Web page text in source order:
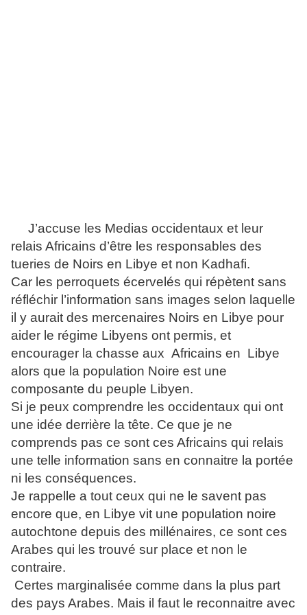
J’accuse les Medias occidentaux et leur
relais Africains d’être les responsables des
tueries de Noirs en Libye et non Kadhafi.
Car les perroquets écervelés qui répètent sans
réfléchir l’information sans images selon laquelle
il y aurait des mercenaires Noirs en Libye pour
aider le régime Libyens ont permis, et
encourager la chasse aux Africains en Libye
alors que la population Noire est une
composante du peuple Libyen.
Si je peux comprendre les occidentaux qui ont
une idée derrière la tête. Ce que je ne
comprends pas ce sont ces Africains qui relais
une telle information sans en connaitre la portée
ni les conséquences.
Je rappelle a tout ceux qui ne le savent pas
encore que, en Libye vit une population noire
autochtone depuis des millénaires, ce sont ces
Arabes qui les trouvé sur place et non le
contraire.
Certes marginalisée comme dans la plus part
des pays Arabes. Mais il faut le reconnaitre avec